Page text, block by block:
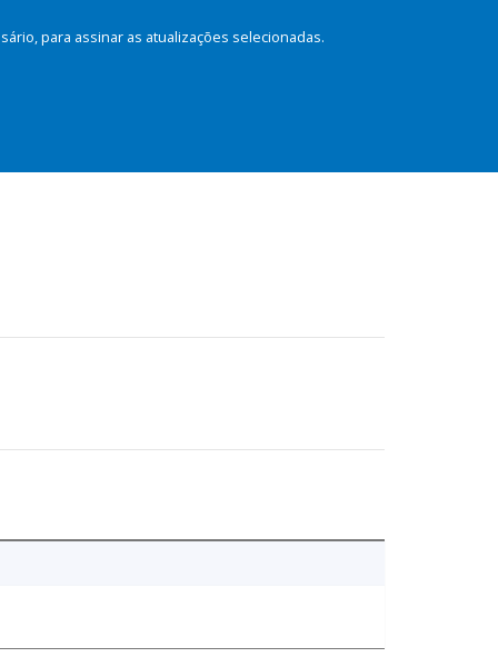
para assinar as atualizações selecionadas.